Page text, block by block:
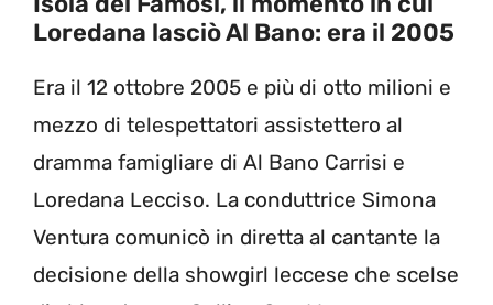
Loredana lasciò Al Bano: era il 2005
Era il 12 ottobre 2005 e più di otto milioni e
mezzo di telespettatori assistettero al
dramma famigliare di Al Bano Carrisi e
Loredana Lecciso. La conduttrice Simona
Ventura comunicò in diretta al cantante la
decisione della showgirl leccese che scelse